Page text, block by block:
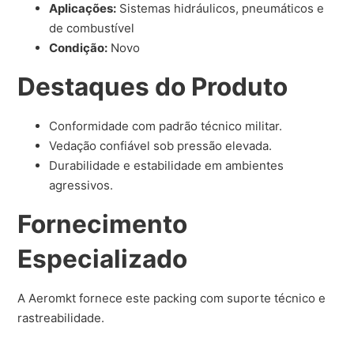
Aplicações: Sistemas hidráulicos, pneumáticos e
de combustível
Condição: Novo
Destaques do Produto
Conformidade com padrão técnico militar.
Vedação confiável sob pressão elevada.
Durabilidade e estabilidade em ambientes
agressivos.
Fornecimento
Especializado
A Aeromkt fornece este packing com suporte técnico e
rastreabilidade.